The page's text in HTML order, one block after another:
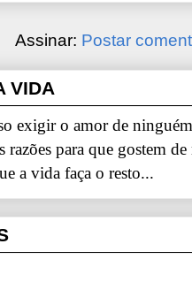
Assinar: Postar
VIDA
exigir o amor de
razões para que gostem
a vida faça o resto...